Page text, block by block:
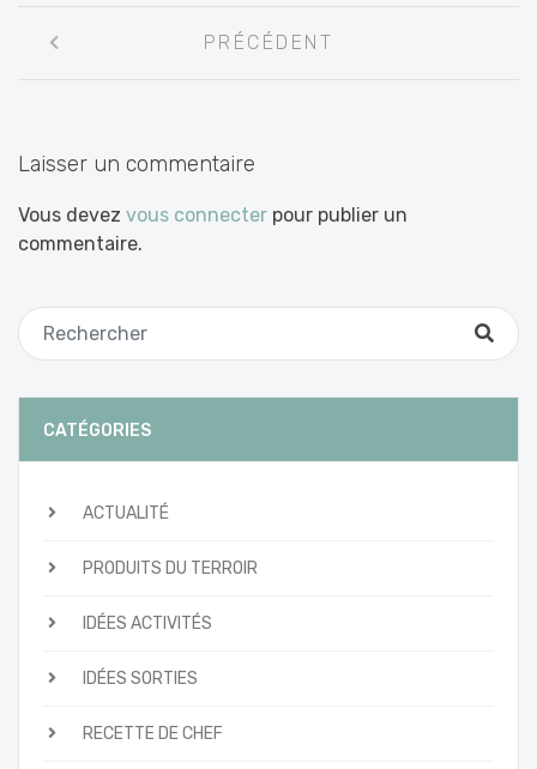
entre
PRÉCÉDENT
Laisser un commentaire
Vous devez vous connecter pour publier un
commentaire.
CATÉGORIES
ACTUALITÉ
PRODUITS DU TERROIR
IDÉES ACTIVITÉS
IDÉES SORTIES
RECETTE DE CHEF